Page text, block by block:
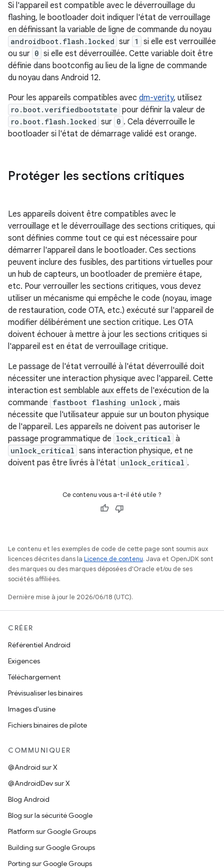
Si l'appareil est compatible avec le déverrouillage du
flashing, le bootloader doit indiquer l'état de verrouillage
en définissant la variable de ligne de commande du noyau
androidboot.flash.locked sur 1
si elle est verrouillée
ou sur 0 si elle est déverrouillée. Cette variable doit être
définie dans bootconfig au lieu de la ligne de commande
du noyau dans Android 12.
Pour les appareils compatibles avec dm-verity, utilisez
ro.boot.verifiedbootstate pour définir la valeur de
ro.boot.flash.locked sur 0 . Cela déverrouille le
bootloader si l'état de démarrage validé est orange.
Protéger les sections critiques
Les appareils doivent être compatibles avec le
verrouillage et le déverrouillage des sections critiques, qui
sont définies comme tout ce qui est nécessaire pour
démarrer l'appareil dans le bootloader. Ces sections
peuvent inclure des fusibles, des partitions virtuelles pour
un hub de capteurs, un bootloader de première étape,
etc. Pour verrouiller les sections critiques, vous devez
utiliser un mécanisme qui empêche le code (noyau, image
de restauration, code OTA, etc.) exécuté sur l'appareil de
modifier délibérément une section critique. Les OTA
doivent échouer à mettre à jour les sections critiques si
l'appareil est en état de verrouillage critique.
Le passage de l'état verrouillé à l'état déverrouillé doit
nécessiter une interaction physique avec l'appareil. Cette
interaction est semblable aux effets de l'exécution de la
commande fastboot flashing unlock , mais
nécessite que l'utilisateur appuie sur un bouton physique
de l'appareil. Les appareils ne doivent pas autoriser le
passage programmatique de lock_critical à
unlock_critical sans interaction physique, et ne
doivent pas être livrés à l'état unlock_critical .
Ce contenu vous a-t-il été utile ?
Le contenu et les exemples de code de cette page sont soumis aux
licences décrites dans la Licence de contenu. Java et OpenJDK sont
des marques ou des marques déposées d'Oracle et/ou de ses
sociétés affiliées.
Dernière mise à jour le 2026/06/18 (UTC).
CRÉER
Référentiel Android
Exigences
Téléchargement
Prévisualiser les binaires
Images d'usine
Fichiers binaires de pilote
COMMUNIQUER
@Android sur X
@AndroidDev sur X
Blog Android
Blog sur la sécurité Google
Platform sur Google Groups
Building sur Google Groups
Porting sur Google Groups